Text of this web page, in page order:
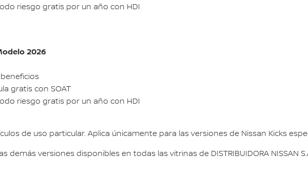
riesgo gratis por un año con HDI
2026
gratis con SOAT
riesgo gratis por un año con HDI
de uso particular. Aplica únicamente para las versiones de Nissan Kicks
demás versiones disponibles en todas las vitrinas de DISTRIBUIDORA NISSAN